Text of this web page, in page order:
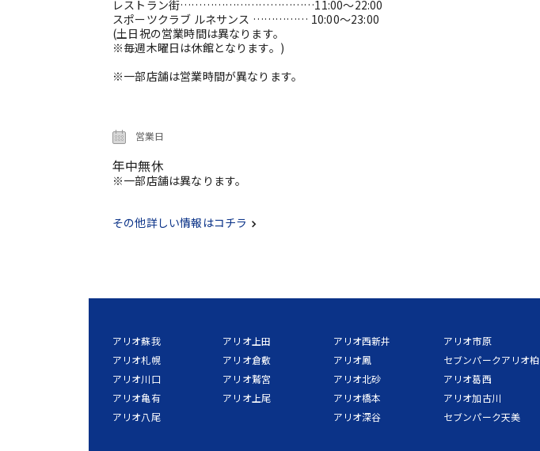
レストラン街………………………………11:00～22:00
スポーツクラブ ルネサンス …………… 10:00～23:00
(土日祝の営業時間は異なります。
※毎週木曜日は休館となります。)
※一部店舗は営業時間が異なります。
営業日
年中無休
※一部店舗は異なります。
その他詳しい情報はコチラ
アリオ蘇我
アリオ札幌
アリオ川口
アリオ亀有
アリオ八尾
アリオ上田
アリオ倉敷
アリオ鷲宮
アリオ上尾
アリオ西新井
アリオ鳳
アリオ北砂
アリオ橋本
アリオ深谷
アリオ市原
セブンパークアリオ柏
アリオ葛西
アリオ加古川
セブンパーク天美